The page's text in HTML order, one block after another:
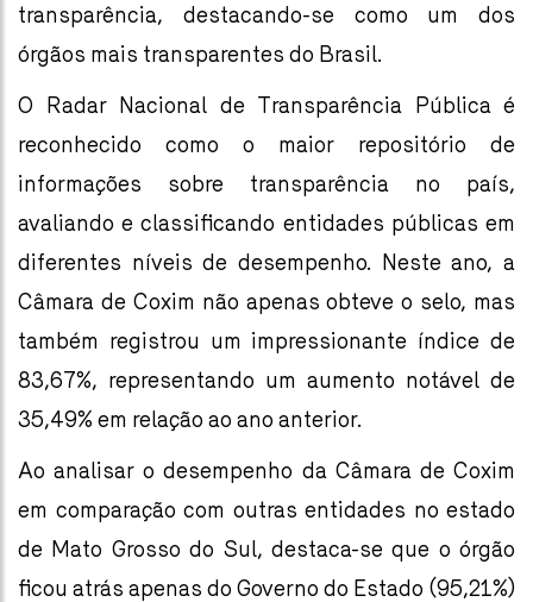
transparência, destacando-se como um dos
órgãos mais transparentes do Brasil.
O Radar Nacional de Transparência Pública é
reconhecido como o maior repositório de
informações sobre transparência no país,
avaliando e classificando entidades públicas em
diferentes níveis de desempenho. Neste ano, a
Câmara de Coxim não apenas obteve o selo, mas
também registrou um impressionante índice de
83,67%, representando um aumento notável de
35,49% em relação ao ano anterior.
Ao analisar o desempenho da Câmara de Coxim
em comparação com outras entidades no estado
de Mato Grosso do Sul, destaca-se que o órgão
ficou atrás apenas do Governo do Estado (95,21%)